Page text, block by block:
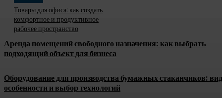
Товары для офиса: как создать
комфортное и продуктивное
рабочее пространство
Аренда помещений свободного назначения: как выбрать
подходящий объект для бизнеса
Оборудование для производства бумажных стаканчиков:
особенности и выбор технологий